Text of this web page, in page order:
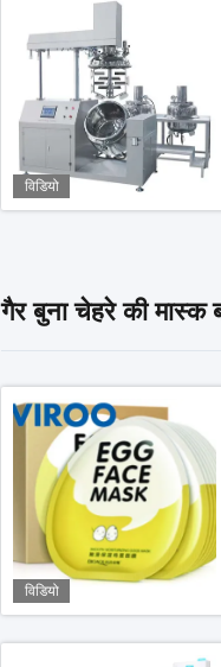
विडियो
गैर बुना चेहरे की मास्क
विडियो